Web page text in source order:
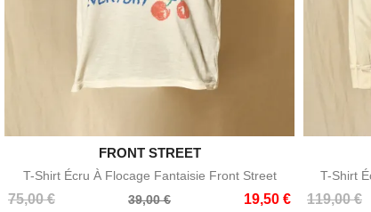
Aperçu rapide
FRONT STREET
T-Shirt Écru À Flocage Fantaisie Front Street
75,00 €
Prix
39,00 € 19,50 €
Prix
T-Shirt
119,00 €
Prix
Prix